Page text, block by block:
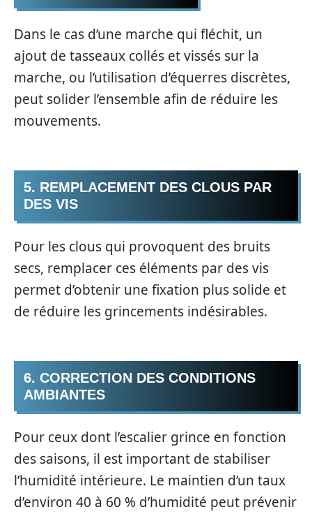
Dans le cas d’une marche qui fléchit, un
ajout de tasseaux collés et vissés sur la
marche, ou l’utilisation d’équerres discrètes,
peut solider l’ensemble afin de réduire les
mouvements.
5. REMPLACEMENT DES CLOUS PAR
DES VIS
Pour les clous qui provoquent des bruits
secs, remplacer ces éléments par des vis
permet d’obtenir une fixation plus solide et
de réduire les grincements indésirables.
6. CORRECTION DES CONDITIONS
AMBIANTES
Pour ceux dont l’escalier grince en fonction
des saisons, il est important de stabiliser
l’humidité intérieure. Le maintien d’un taux
d’environ 40 à 60 % d’humidité peut prévenir